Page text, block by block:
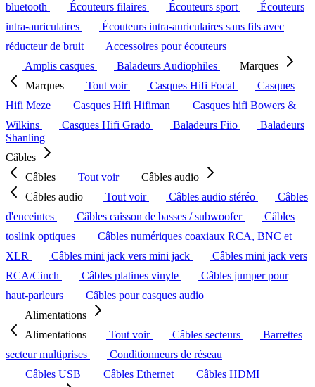
bluetooth
Écouteurs filaires Écouteurs sport
Écouteurs
intra-auriculaires
Écouteurs intra-auriculaires sans fils avec
réducteur de bruit
Accessoires pour écouteurs
Amplis casques
Baladeurs Audiophiles
Marques
Marques
Tout voir Casques Hifi Focal
Casques
Hifi Meze
Casques Hifi Hifiman
Casques hifi Bowers &
Wilkins
Casques Hifi Grado Baladeurs Fiio
Baladeurs
Shanling
Câbles
Câbles
Tout voir
Câbles audio
Câbles audio
Tout voir Câbles audio stéréo
Câbles
d'enceintes
Câbles caisson de basses / subwoofer
Câbles
toslink optiques
Câbles numériques coaxiaux RCA, BNC et
XLR
Câbles mini jack vers mini jack
Câbles mini jack vers
RCA/Cinch
Câbles platines vinyle
Câbles jumper pour
haut-parleurs
Câbles pour casques audio
Alimentations
Alimentations
Tout voir Câbles secteurs
Barrettes
secteur multiprises
Conditionneurs de réseau
Câbles USB
Câbles Ethernet
Câbles HDMI